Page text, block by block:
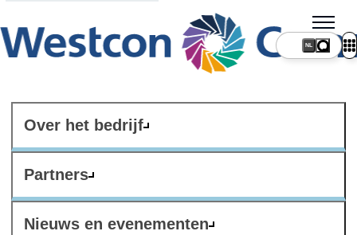
Over het bedrijf
Partners
Nieuws en evenementen
NL